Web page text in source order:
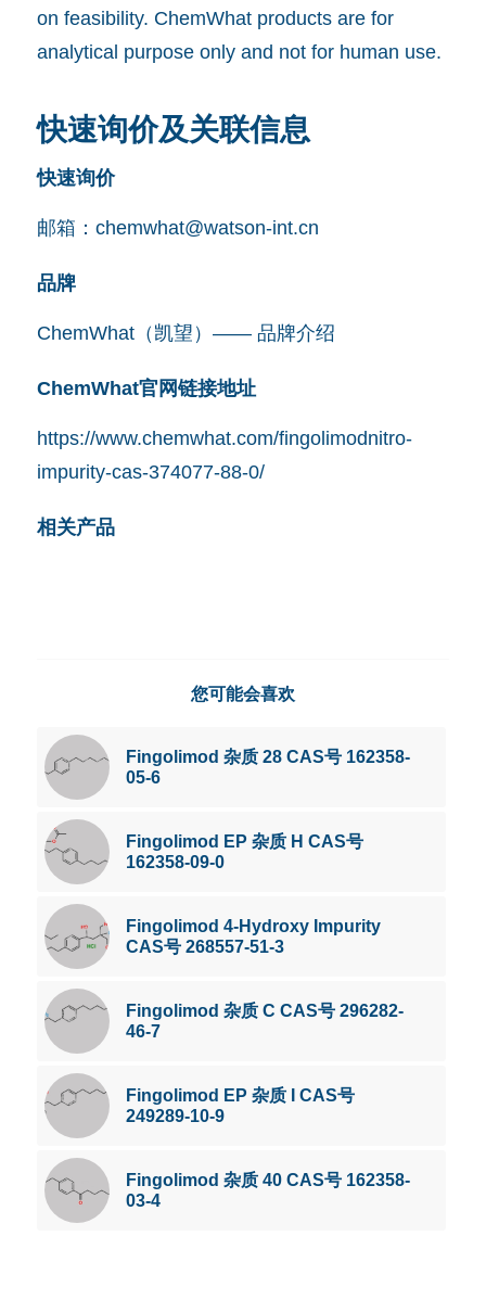
on feasibility. ChemWhat products are for
analytical purpose only and not for human use.
快速询价及关联信息
快速询价
邮箱： chemwhat@watson-int.cn
品牌
ChemWhat（凯望）—— 品牌介绍
ChemWhat官网链接地址
https://www.chemwhat.com/fingolimodnitro-
impurity-cas-374077-88-0/
相关产品
您可能会喜欢
Fingolimod 杂质 28 CAS号 162358-
05-6
Fingolimod EP 杂质 H CAS号
162358-09-0
Fingolimod 4-Hydroxy Impurity
CAS号 268557-51-3
Fingolimod 杂质 C CAS号 296282-
46-7
Fingolimod EP 杂质 I CAS号
249289-10-9
Fingolimod 杂质 40 CAS号 162358-
03-4